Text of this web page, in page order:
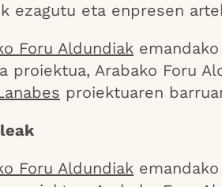
ezagutu eta enpresen
Foru Aldundiak
proiektua, Arabako Foru
proiektuaren
Foru Aldundiak